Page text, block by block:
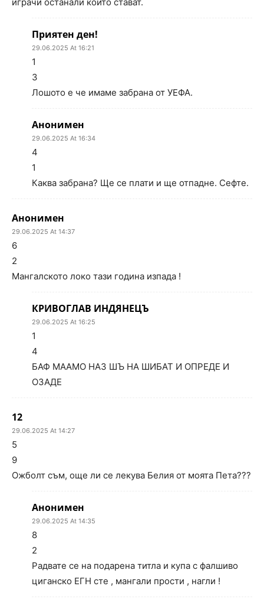
Приятен ден!
29.06.2025 At 16:21
1
3
Лошото е че имаме забрана от УЕФА.
Анонимен
29.06.2025 At 16:34
4
1
Каква забрана? Ще се плати и ще отпадне. Сефте.
Анонимен
29.06.2025 At 14:37
6
2
Мангалското локо тази година изпада !
КРИВОГЛАВ ИНДЯНЕЦЪ
29.06.2025 At 16:25
1
4
БАФ МААМО НАЗ ШЪ НА ШИБАТ И ОПРЕДЕ И
ОЗАДЕ
12
29.06.2025 At 14:27
5
9
Ожболт съм, още ли се лекува Белия от моята Пета???
Анонимен
29.06.2025 At 14:35
8
2
Радвате се на подарена титла и купа с фалшиво
циганско ЕГН сте , мангали прости , нагли !